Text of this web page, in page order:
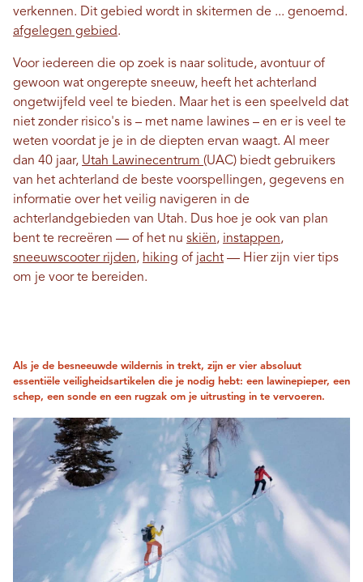
verkennen. Dit gebied wordt in skitermen de ... genoemd.
afgelegen gebied.
Voor iedereen die op zoek is naar solitude, avontuur of
gewoon wat ongerepte sneeuw, heeft het achterland
ongetwijfeld veel te bieden. Maar het is een speelveld dat
niet zonder risico's is – met name lawines – en er is veel te
weten voordat je je in de diepten ervan waagt. Al meer
dan 40 jaar, Utah Lawinecentrum (UAC) biedt gebruikers
van het achterland de beste voorspellingen, gegevens en
informatie over het veilig navigeren in de
achterlandgebieden van Utah. Dus hoe je ook van plan
bent te recreëren — of het nu skiën, instappen,
sneeuwscooter rijden, hiking of jacht — Hier zijn vier tips
om je voor te bereiden.
Als je de besneeuwde wildernis in trekt, zijn er vier absoluut
essentiële veiligheidsartikelen die je nodig hebt: een lawinepieper, een
schep, een sonde en een rugzak om je uitrusting in te vervoeren.